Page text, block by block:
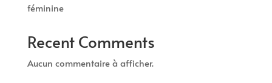
féminine
Recent Comments
Aucun commentaire à afficher.